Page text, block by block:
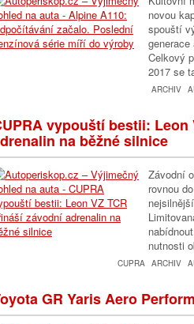
novou
spouští
Celkový
2017 se
ARCHIV
vypouští bestii:
na běžné silnice
Závodní
rovnou
nutnosti
CUPRA ARCHIV
GR Yaris Aero